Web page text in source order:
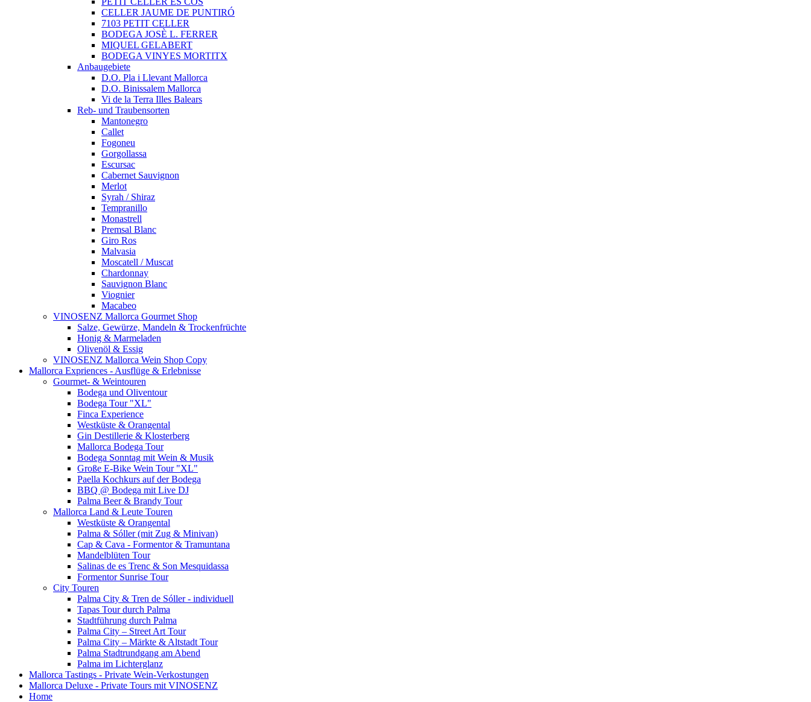
CELLER JAUME DE PUNTIRÓ
7103 PETIT CELLER
BODEGA JOSÈ L. FERRER
MIQUEL GELABERT
BODEGA VINYES MORTITX
Anbaugebiete
D.O. Pla i Llevant Mallorca
D.O. Binissalem Mallorca
Vi de la Terra Illes Balears
Reb- und Traubensorten
Mantonegro
Callet
Fogoneu
Gorgollassa
Escursac
Cabernet Sauvignon
Merlot
Syrah / Shiraz
Tempranillo
Monastrell
Premsal Blanc
Giro Ros
Malvasia
Moscatell / Muscat
Chardonnay
Sauvignon Blanc
Viognier
Macabeo
VINOSENZ Mallorca Gourmet Shop
Salze, Gewürze, Mandeln & Trockenfrüchte
Honig & Marmeladen
Olivenöl & Essig
VINOSENZ Mallorca Wein Shop Copy
Mallorca Expriences - Ausflüge & Erlebnisse
Gourmet- & Weintouren
Bodega und Oliventour
Bodega Tour "XL"
Finca Experience
Westküste & Orangental
Gin Destillerie & Klosterberg
Mallorca Bodega Tour
Bodega Sonntag mit Wein & Musik
Große E-Bike Wein Tour "XL"
Paella Kochkurs auf der Bodega
BBQ @ Bodega mit Live DJ
Palma Beer & Brandy Tour
Mallorca Land & Leute Touren
Westküste & Orangental
Palma & Sóller (mit Zug & Minivan)
Cap & Cava - Formentor & Tramuntana
Mandelblüten Tour
Salinas de es Trenc & Son Mesquidassa
Formentor Sunrise Tour
City Touren
Palma City & Tren de Sóller - individuell
Tapas Tour durch Palma
Stadtführung durch Palma
Palma City – Street Art Tour
Palma City – Märkte & Altstadt Tour
Palma Stadtrundgang am Abend
Palma im Lichterglanz
Mallorca Tastings - Private Wein-Verkostungen
Mallorca Deluxe - Private Tours mit VINOSENZ
Home